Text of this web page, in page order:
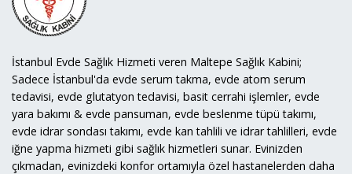
İstanbul Evde Sağlık Hizmeti veren Maltepe Sağlık Kabini;
Sadece İstanbul'da evde serum takma, evde atom serum
tedavisi, evde glutatyon tedavisi, basit cerrahi işlemler, evde
yara bakımı & evde pansuman, evde beslenme tüpü takımı,
evde idrar sondası takımı, evde kan tahlili ve idrar tahlilleri, evde
iğne yapma hizmeti gibi sağlık hizmetleri sunar. Evinizden
çıkmadan, evinizdeki konfor ortamıyla özel hastanelerden daha